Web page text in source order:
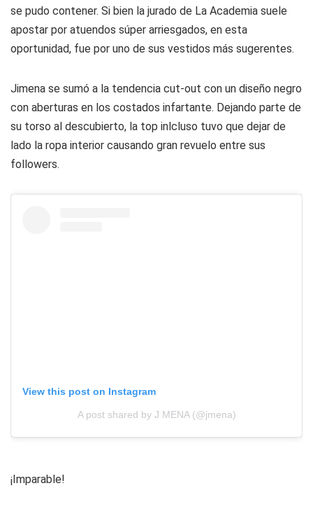
se pudo contener. Si bien la jurado de La Academia suele
apostar por atuendos súper arriesgados, en esta
oportunidad, fue por uno de sus vestidos más sugerentes.
Jimena se sumó a la tendencia cut-out con un diseño negro
con aberturas en los costados infartante. Dejando parte de
su torso al descubierto, la top inlcluso tuvo que dejar de
lado la ropa interior causando gran revuelo entre sus
followers.
View this post on Instagram
A post shared by J MENA (@jmena)
¡Imparable!